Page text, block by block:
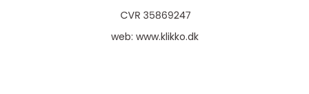
web: www.klikko.dk